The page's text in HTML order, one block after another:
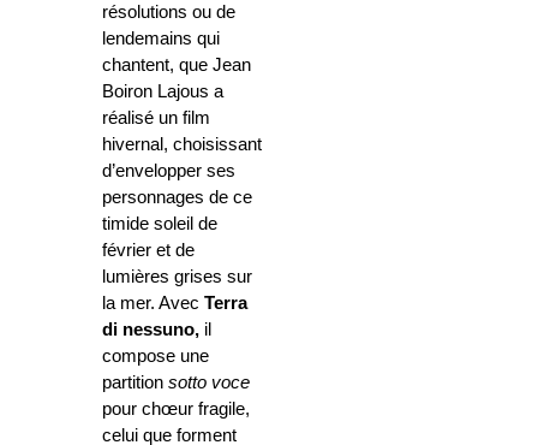
résolutions ou de
lendemains qui
chantent, que Jean
Boiron Lajous a
réalisé un film
hivernal, choisissant
d’envelopper ses
personnages de ce
timide soleil de
février et de
lumières grises sur
la mer. Avec Terra
di nessuno, il
compose une
partition sotto voce
pour chœur fragile,
celui que forment